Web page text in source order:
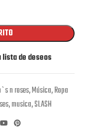
lista de deseos
n roses,Música,Ropa
,musica,SLASH